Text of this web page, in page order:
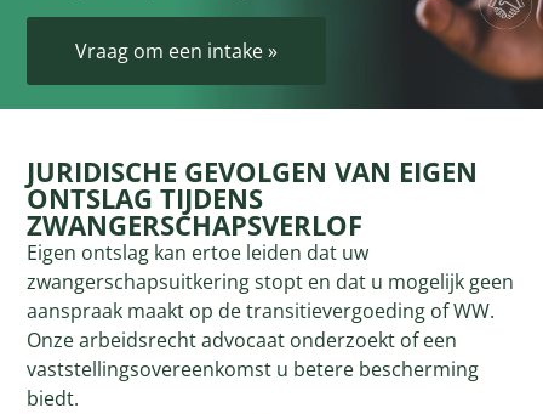
Vraag om een intake »
JURIDISCHE GEVOLGEN VAN EIGEN
ONTSLAG TIJDENS
ZWANGERSCHAPSVERLOF
Eigen ontslag kan ertoe leiden dat uw
zwangerschapsuitkering stopt en dat u mogelijk geen
aanspraak maakt op de transitievergoeding of WW.
Onze arbeidsrecht advocaat onderzoekt of een
vaststellingsovereenkomst u betere bescherming
biedt.